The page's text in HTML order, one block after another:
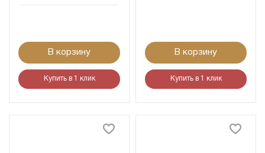
В корзину
Купить в 1 клик
В корзину
Купить в 1 клик